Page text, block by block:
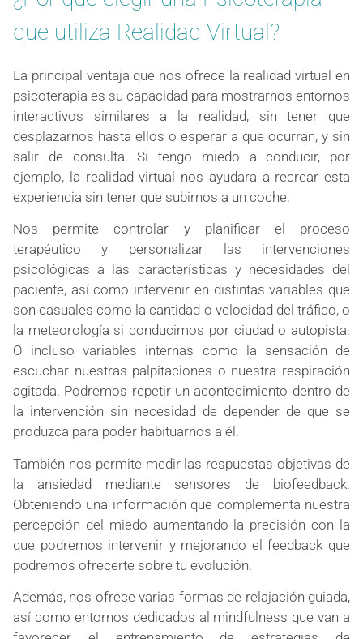
que utiliza Realidad Virtual?
La principal ventaja que nos ofrece la realidad virtual en
psicoterapia es su capacidad para mostrarnos entornos
interactivos similares a la realidad, sin tener que
desplazarnos hasta ellos o esperar a que ocurran, y sin
salir de consulta. Si tengo miedo a conducir, por
ejemplo, la realidad virtual nos ayudara a recrear esta
experiencia sin tener que subirnos a un coche.
Nos permite controlar y planificar el proceso
terapéutico y personalizar las intervenciones
psicológicas a las características y necesidades del
paciente, así como intervenir en distintas variables que
son casuales como la cantidad o velocidad del tráfico, o
la meteorología si conducimos por ciudad o autopista.
O incluso variables internas como la sensación de
escuchar nuestras palpitaciones o nuestra respiración
agitada. Podremos repetir un acontecimiento dentro de
la intervención sin necesidad de depender de que se
produzca para poder habituarnos a él.
También nos permite medir las respuestas objetivas de
la ansiedad mediante sensores de biofeedback.
Obteniendo una información que complementa nuestra
percepción del miedo aumentando la precisión con la
que podremos intervenir y mejorando el feedback que
podremos ofrecerte sobre tu evolución.
Además, nos ofrece varias formas de relajación guiada,
así como entornos dedicados al mindfulness que van a